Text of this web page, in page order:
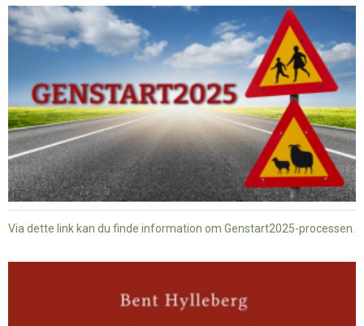
Via dette link kan du finde information om Genstart2025-processen.